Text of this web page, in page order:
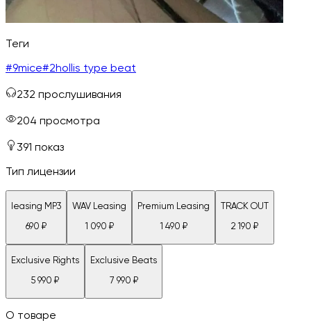
Теги
#9mice#2hollis type beat
232 прослушивания
204 просмотра
391 показ
Тип лицензии
leasing MP3
690 ₽
WAV Leasing
1 090 ₽
Premium Leasing
1 490 ₽
TRACK OUT
2 190 ₽
Exclusive Rights
5 990 ₽
Exclusive Beats
7 990 ₽
О товаре